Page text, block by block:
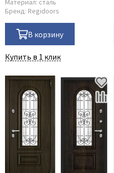
Материал: сталь
Бренд: Regidoors
В корзину
Купить в 1 клик